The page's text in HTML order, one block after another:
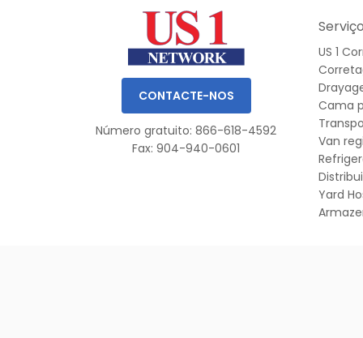
CONTACTE-NOS
Número gratuito: 866-618-4592
Fax: 904-940-0601
US 1
Cama
Van
Yard